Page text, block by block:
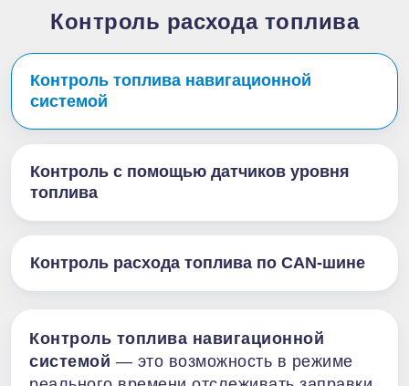
Контроль расхода топлива
Контроль топлива навигационной
системой
Контроль с помощью датчиков уровня
топлива
Контроль расхода топлива по CAN-шине
Контроль топлива навигационной
системой — это возможность в режиме